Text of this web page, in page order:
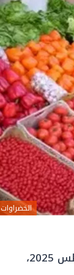
الخضراوات
شهدت أسواق الخضروات والفاكهة، اليوم الأربعاء الموافق 6 أغسطس 2025،